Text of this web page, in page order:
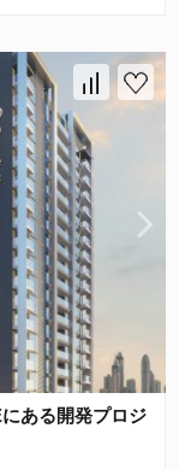
ある開発プロジ